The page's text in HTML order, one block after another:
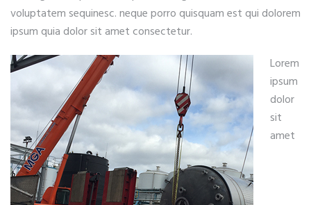
voluptatem sequinesc. neque porro quisquam est qui dolorem
ipsum quia dolor sit amet consectetur.
Lorem
ipsum
dolor
sit
amet